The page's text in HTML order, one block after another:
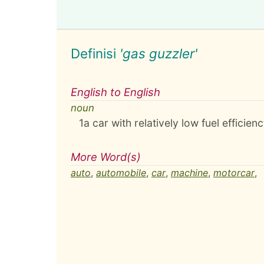
Definisi 'gas guzzler'
English to English
noun
1a car with relatively low fuel
More Word(s)
auto, automobile, car, machine, motorcar,